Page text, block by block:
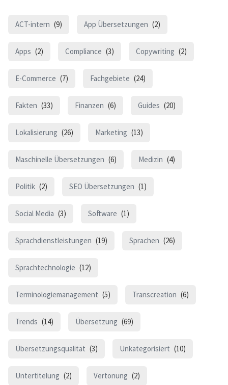
ACT-intern (9) App Übersetzungen (2)
Apps (2) Compliance (3) Copywriting (2)
E-Commerce (7) Fachgebiete (24)
Fakten (33) Finanzen (6) Guides (20)
Lokalisierung (26) Marketing (13)
Maschinelle Übersetzungen (6) Medizin (4)
Politik (2) SEO Übersetzungen (1)
Social Media (3) Software (1)
Sprachdienstleistungen (19) Sprachen (26)
Sprachtechnologie (12)
Terminologiemanagement (5) Transcreation (6)
Trends (14) Übersetzung (69)
Übersetzungsqualität (3) Unkategorisiert (10)
Untertitelung (2) Vertonung (2)